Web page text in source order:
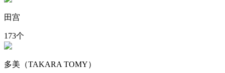
田宫
173个
多美（TAKARA TOMY）